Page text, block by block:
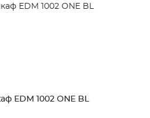
EDM 1002 ONE BL